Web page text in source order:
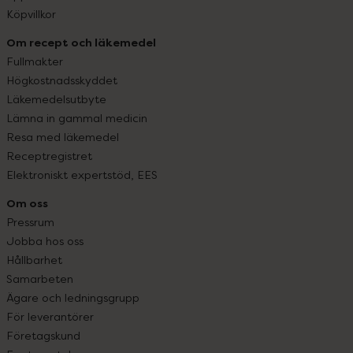
Köpvillkor
Om recept och läkemedel
Fullmakter
Högkostnadsskyddet
Läkemedelsutbyte
Lämna in gammal medicin
Resa med läkemedel
Receptregistret
Elektroniskt expertstöd, EES
Om oss
Pressrum
Jobba hos oss
Hållbarhet
Samarbeten
Ägare och ledningsgrupp
För leverantörer
Företagskund